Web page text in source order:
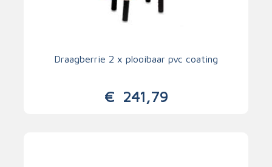
Draagberrie 2 x plooibaar pvc coating
€241,79